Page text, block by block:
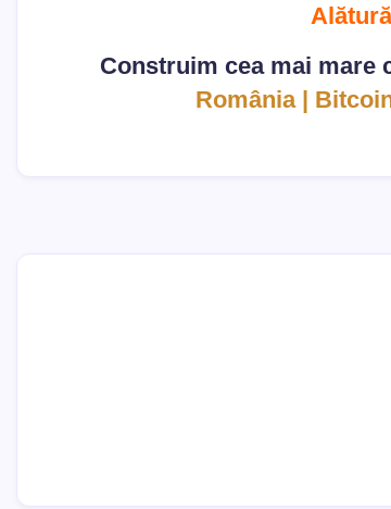
Construim cea mai mare
România |